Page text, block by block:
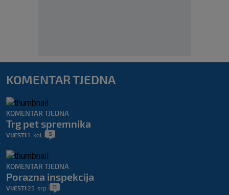
KOMENTAR TJEDNA
KOMENTAR TJEDNA
Trg pet spremnika
VIJESTI 1. kol. 5
KOMENTAR TJEDNA
Porazna inspekcija
VIJESTI 25. srp. 11